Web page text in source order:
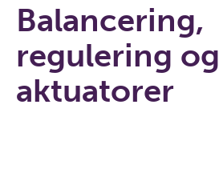
Balancering,
regulering og
aktuatorer